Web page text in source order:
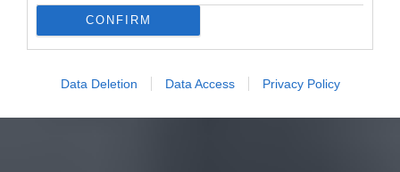
CONFIRM
Data Deletion Data Access Privacy Policy